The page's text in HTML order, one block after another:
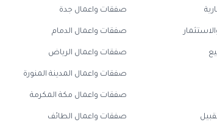
صفقات واعمال جدة
صفقات واعمال الدمام
صفقات واعمال الرياض
صفقات واعمال المدينة المنورة
صفقات واعمال مكة المكرمة
صفقات واعمال الطائف